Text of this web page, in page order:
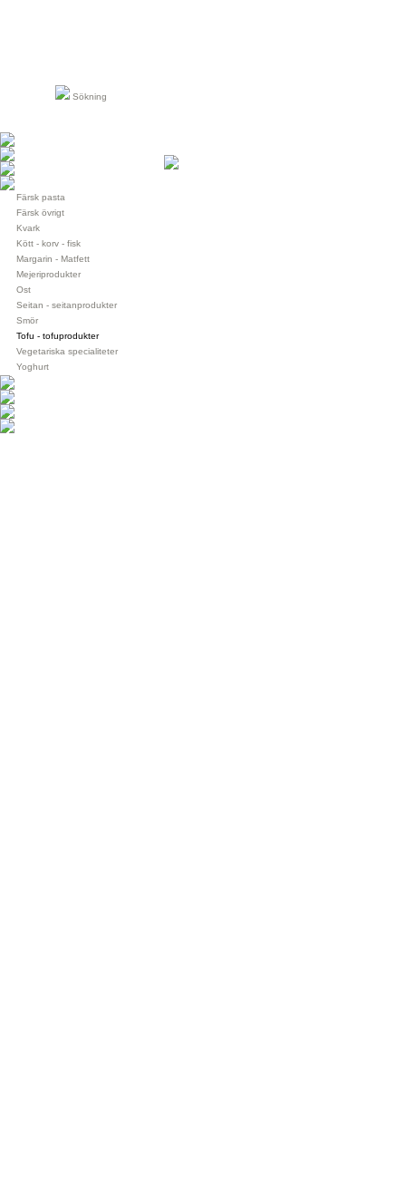
Sökning
Färsk pasta
Färsk övrigt
Kvark
Kött - korv - fisk
Margarin - Matfett
Mejeriprodukter
Ost
Seitan - seitanprodukter
Smör
Tofu - tofuprodukter
Vegetariska specialiteter
Yoghurt